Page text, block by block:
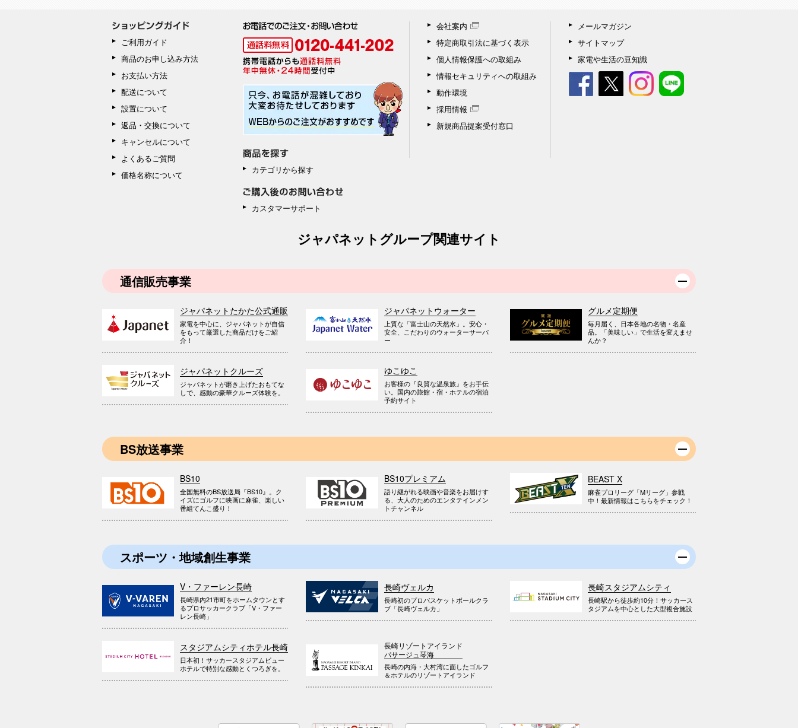
ご利用ガイド
商品のお申し込み方法
お支払い方法
配送について
設置について
返品・交換について
キャンセルについて
よくあるご質問
価格名称について
カテゴリから探す
カスタマーサポート
会社案内
特定商取引法に基づく表示
個人情報保護への取組み
情報セキュリティへの取組み
動作環境
採用情報
新規商品提案受付窓口
メールマガジン
サイトマップ
家電や生活の豆知識
ジャパネットグループ関連サイト
通信販売事業
ジャパネットたかた公式通販
家電を中心に、ジャパネットが自信
をもって厳選した商品だけをご紹
介！
ジャパネットウォーター
上質な「富士山の天然水」。安心・
安全、こだわりのウォーターサーバ
ー
グルメ定期便
毎月届く、日本各地の名物・名産
品。「美味しい」で生活を変えませ
んか？
ジャパネットクルーズ
ジャパネットが磨き上げたおもてな
しで、感動の豪華クルーズ体験を。
ゆこゆこ
お客様の『良質な温泉旅』をお手伝
い。国内の旅館・宿・ホテルの宿泊
予約サイト
BS放送事業
BS10
全国無料のBS放送局『BS10』。ク
イズにゴルフに映画に麻雀、楽しい
番組てんこ盛り！
BS10プレミアム
語り継がれる映画や音楽をお届けす
る、大人のためのエンタテインメン
トチャンネル
BEAST X
麻雀プロリーグ「Mリーグ」参戦
中！最新情報はこちらをチェック！
スポーツ・地域創生事業
V・ファーレン長崎
長崎県内21市町をホームタウンとす
るプロサッカークラブ「V・ファー
レン長崎」
長崎ヴェルカ
長崎初のプロバスケットボールクラ
ブ「長崎ヴェルカ」
長崎スタジアムシティ
長崎駅から徒歩約10分！サッカース
タジアムを中心とした大型複合施設
スタジアムシティホテル長崎
日本初！サッカースタジアムビュー
ホテルで特別な感動とくつろぎを。
長崎リゾートアイランド
パサージュ琴海
長崎の内海・大村湾に面したゴルフ
＆ホテルのリゾートアイランド